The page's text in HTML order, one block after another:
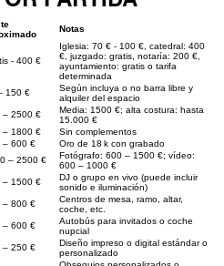
Notas
- 400 €
Iglesia: 70 € - 100 €, catedral: 400
€, juzgado: gratis, notaría: 200 €,
ayuntamiento: gratis o tarifa
determinada
150 €
Según incluya o no barra libre y
alquiler del espacio
– 2500 €
Media: 1500 €; alta costura: hasta
15.000 €
– 1800 €
Sin complementos
– 600 €
Oro de 18 k con grabado
– 2500 €
Fotógrafo: 600 – 1500 €; vídeo:
600 – 1000 €
– 1500 €
DJ o grupo en vivo (puede incluir
sonido e iluminación)
– 800 €
Centros de mesa, ramo, altar,
coche, etc.
– 600 €
Autobús para invitados o coche
nupcial
– 250 €
Diseño impreso o digital estándar o
personalizado